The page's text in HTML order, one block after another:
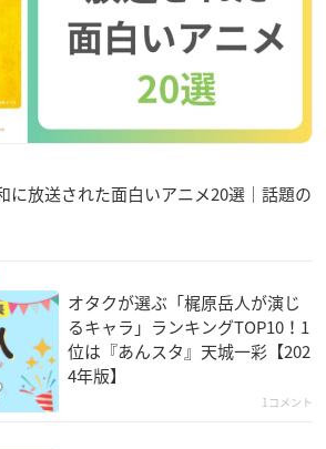
に放送された面白いアニメ20選｜話題の
オタクが選ぶ「梶原岳人が演じ
るキャラ」ランキングTOP10！1
位は『あんスタ』天城一彩【202
4年版】
1コメント